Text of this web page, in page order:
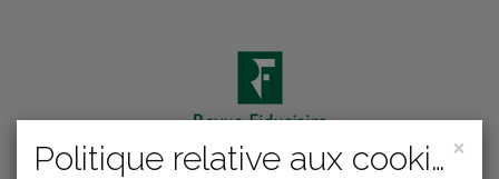
Code ouvrage OK×
Politique relative aux cookies